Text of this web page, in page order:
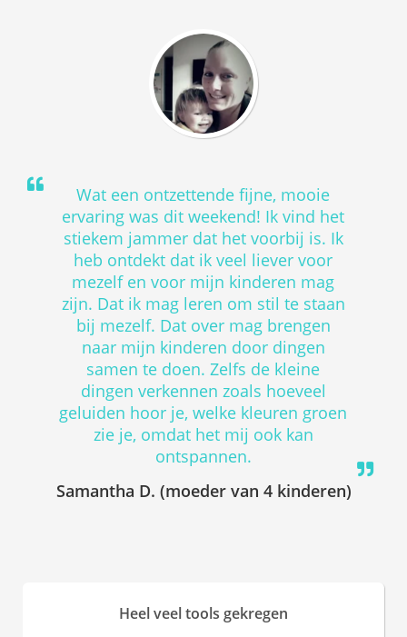
Wat een ontzettende fijne, mooie
ervaring was dit weekend! Ik vind het
stiekem jammer dat het voorbij is. Ik
heb ontdekt dat ik veel liever voor
mezelf en voor mijn kinderen mag
zijn. Dat ik mag leren om stil te staan
bij mezelf. Dat over mag brengen
naar mijn kinderen door dingen
samen te doen. Zelfs de kleine
dingen verkennen zoals hoeveel
geluiden hoor je, welke kleuren groen
zie je, omdat het mij ook kan
ontspannen.
Samantha D. (moeder van 4 kinderen)
Heel veel tools gekregen